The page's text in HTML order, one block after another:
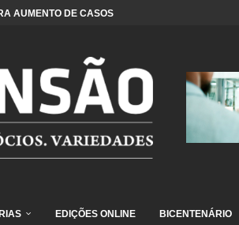
AUMENTO DE CASOS DE SÍNDROME GRIPAL EM...
EDIÇÕES ONLINE BICENTENÁRIO